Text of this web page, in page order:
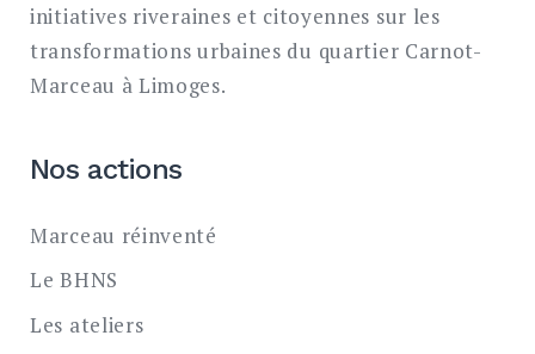
initiatives riveraines et citoyennes sur les
transformations urbaines du quartier Carnot-
Marceau à Limoges.
Nos actions
Marceau réinventé
Le BHNS
Les ateliers